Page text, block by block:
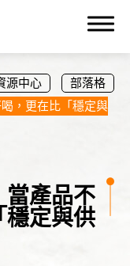
源中心
部落格
，更在比「穩定與
當產品不
穩定與供